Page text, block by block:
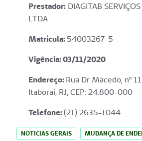
Prestador: DIAGITAB
LTDA
Matrícula:54003267-5
Vigência: 03/11/2020
Endereço:Rua Dr Macedo, nº
Itaboraí, RJ, CEP: 24.800-000
Telefone:(21) 2635-1044
NOTICIAS GERAIS MUDANÇA DE